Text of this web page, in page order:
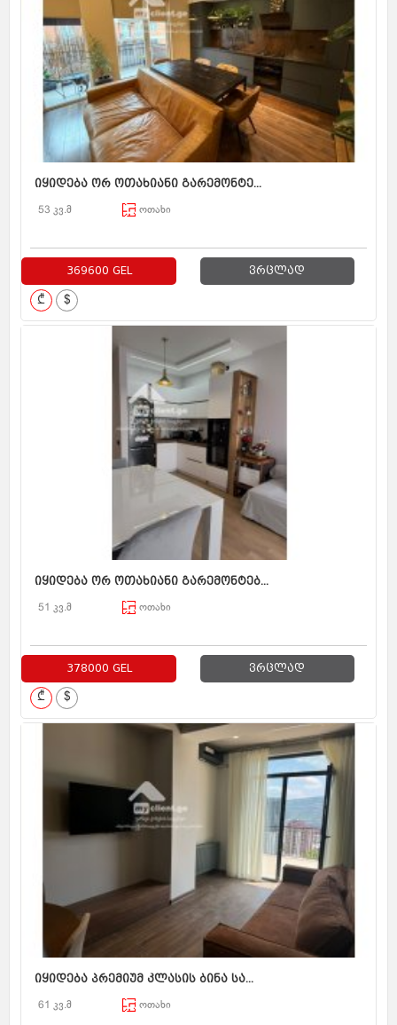
იყიდება ორ ოთახიანი გარემონტე...
53 კვ.მ ოთახი
369600 GEL ვრცლად
₾ $
იყიდება ორ ოთახიანი გარემონტებ...
51 კვ.მ ოთახი
378000 GEL ვრცლად
₾ $
იყიდება პრემიუმ კლასის ბინა სა...
61 კვ.მ ოთახი